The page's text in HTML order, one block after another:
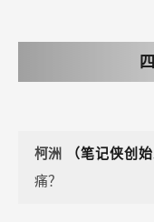
柯洲 （笔记侠创
痛？